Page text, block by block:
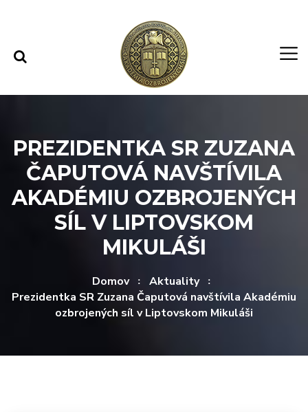
PREZIDENTKA SR ZUZANA
ČAPUTOVÁ NAVŠTÍVILA
AKADÉMIU OZBROJENÝCH
SÍL V LIPTOVSKOM
MIKULÁŠI
Domov
Aktuality
Prezidentka SR Zuzana Čaputová navštívila Akadémiu
ozbrojených síl v Liptovskom Mikuláši